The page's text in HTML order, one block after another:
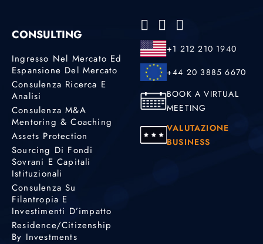
CONSULTING
Ingresso Nel Mercato Ed
Espansione Del Mercato
Consulenza Ricerca E
Analisi
Consulenza M&A
Mentoring & Coaching
Assets Protection
Sourcing Di Fondi
Sovrani E Capitali
Istituzionali
Consulenza Su
Filantropia E
Investimenti D’impatto
Residence/Citizenship
By Investments
+1 212 210 1940
+44 20 3885 6670
BOOK A VIRTUAL
MEETING
VALUTAZIONE
BUSINESS